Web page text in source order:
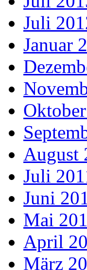
Juli
Januar
August
Juli
Juni
Mai
April
März